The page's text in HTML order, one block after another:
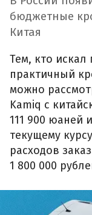
бюджетные
Китая
Тем, кто
практичный
можно
Kamiq с
111 900 юаней
текущему
расходов
1 800 000